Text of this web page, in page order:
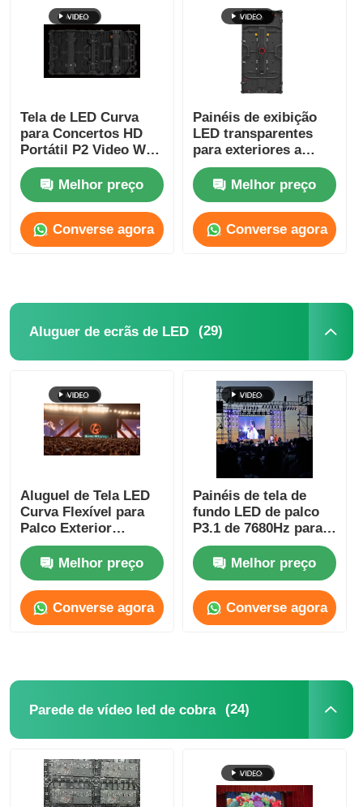
Produtos
Vídeos
Espetáculo VR
Sobre nós
Visita à Fábrica
Contacte-nos
Notícias
Casos
Vídeo Wall Display de LED
Tela da tela LED
Parede de vídeo led de cobra
Exibição de LED transparente
Tela de LED Curva
para Concertos HD
Portátil P2 Video Wall
4500cd-5000cd
Melhor preço
Converse agora
Painéis de exibição
LED transparentes
para exteriores a
cores leves P2.6 P2.9
à prova d'água
personalizados
Melhor preço
Converse agora
Aluguer de ecrãs de LED (29)
Aluguel de Tela LED
Curva Flexível para
Palco Exterior
3.91mm Shoppings
5V SDKMelhor preço
Converse agora
Painéis de tela de
fundo LED de palco
P3.1 de 7680Hz para
estádio de futebol de
alta resolução
Melhor preço
Converse agora
Parede de vídeo led de cobra (24)